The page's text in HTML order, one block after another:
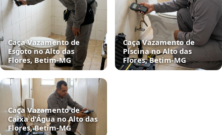
Caça Vazamento de
Esgoto no Alto das
Flores, Betim‑MG
Caça Vazamento de
Piscina no Alto das
Flores, Betim‑MG
Caça Vazamento de
Caixa d'Água no Alto das
Flores, Betim‑MG